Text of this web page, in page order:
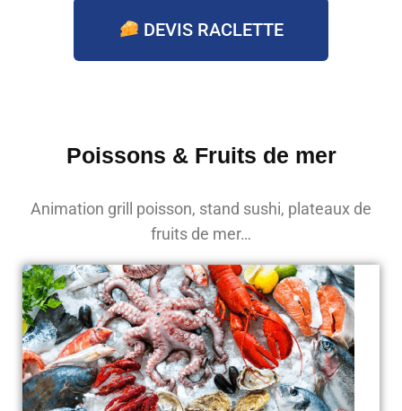
DEVIS RACLETTE
Poissons & Fruits de mer
Animation grill poisson, stand sushi, plateaux de
fruits de mer…